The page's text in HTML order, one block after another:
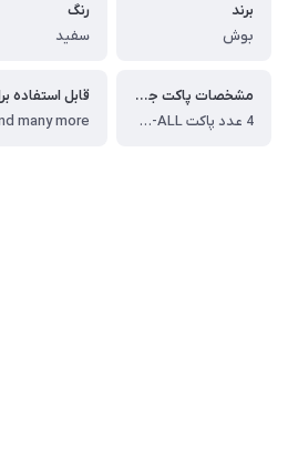
برند
بوش
رنگ
سفید
مشخصات پاکت جاروبرقی
4 عدد پاکت G-ALL در یک بسته